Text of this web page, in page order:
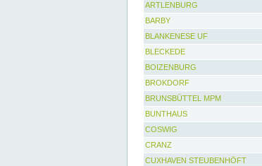
ARTLENBURG
BARBY
BLANKENESE UF
BLECKEDE
BOIZENBURG
BROKDORF
BRUNSBÜTTEL MPM
BUNTHAUS
COSWIG
CRANZ
CUXHAVEN STEUBENHÖFT